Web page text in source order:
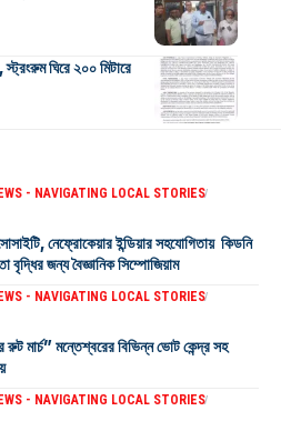
ঘিরে ২০০ মিটারে
- NAVIGATING LOCAL STORIES
নেফ্রোকেয়ার ইন্ডিয়ার সহযোগিতায় কিডনি
বৃদ্ধির জন্য বৈজ্ঞানিক সিম্পোজিয়াম
- NAVIGATING LOCAL STORIES
রুট মার্চ” মন্তেশ্বরের বিভিন্ন ভোট কেন্দ্র সহ
- NAVIGATING LOCAL STORIES